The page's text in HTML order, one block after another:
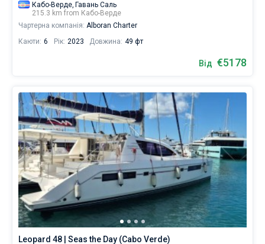
Кабо-Верде, Гавань Саль
215.3 km from Кабо-Верде
Чартерна компанія: Alboran Charter
Каюти: 6 Рік: 2023 Довжина: 49 фт
Від €5178
Leopard 48 | Seas the Day (Cabo Verde)